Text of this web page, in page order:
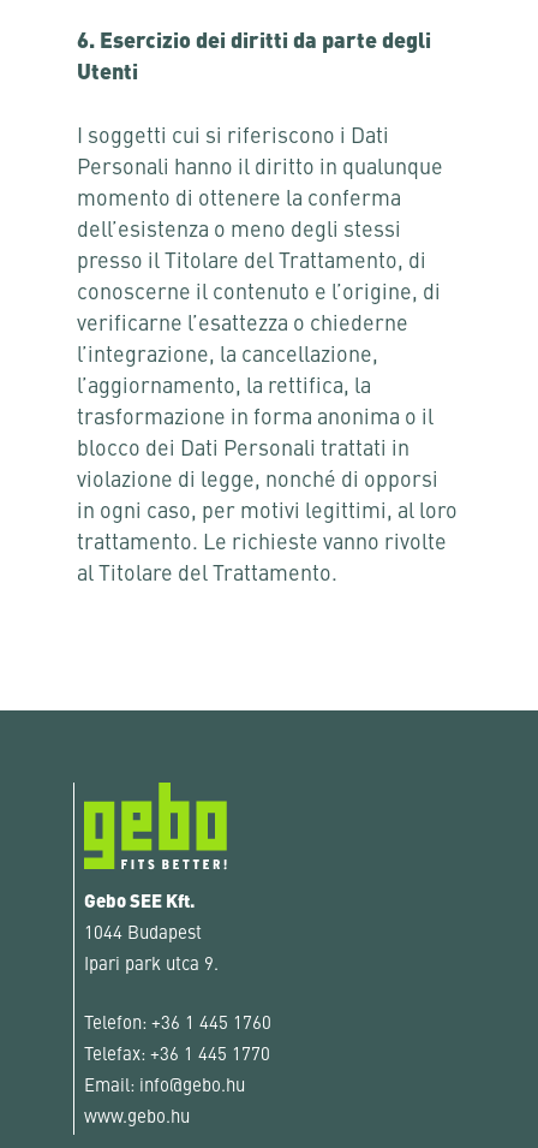
6. Esercizio dei diritti da parte degli
Utenti
I soggetti cui si riferiscono i Dati
Personali hanno il diritto in qualunque
momento di ottenere la conferma
dell’esistenza o meno degli stessi
presso il Titolare del Trattamento, di
conoscerne il contenuto e l’origine, di
verificarne l’esattezza o chiederne
l’integrazione, la cancellazione,
l’aggiornamento, la rettifica, la
trasformazione in forma anonima o il
blocco dei Dati Personali trattati in
violazione di legge, nonché di opporsi
in ogni caso, per motivi legittimi, al loro
trattamento. Le richieste vanno rivolte
al Titolare del Trattamento.
Gebo SEE Kft.
1044 Budapest
Ipari park utca 9.
Telefon: +36 1 445 1760
Telefax: +36 1 445 1770
Email: info@gebo.hu
www.gebo.hu